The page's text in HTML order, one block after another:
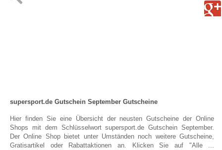
supersport.de Gutschein September Gutscheine
Hier finden Sie eine Übersicht der neusten Gutscheine der Online
Shops mit dem Schlüsselwort supersport.de Gutschein September.
Der Online Shop bietet unter Umständen noch weitere Gutscheine,
Gratisartikel oder Rabattaktionen an. Klicken Sie auf "Alle ...